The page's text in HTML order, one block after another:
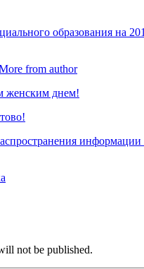
образования на
from author
женским днем!
информации
not be published.